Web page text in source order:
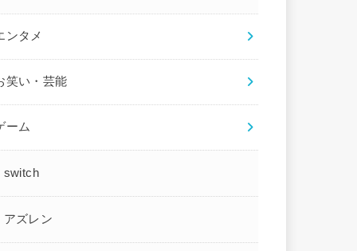
ンタメ
笑い・芸能
ーム
switch
アズレン